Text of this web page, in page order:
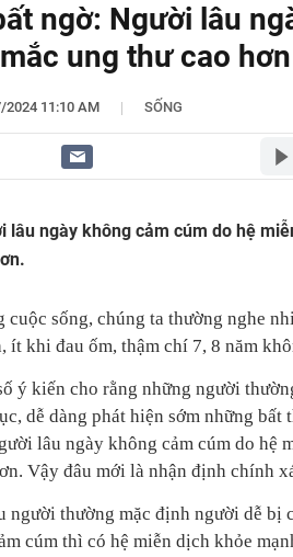
ngờ: Người lâu
ung thư cao hơn
2024 11:10 AM | SỐNG
lâu ngày không cảm cúm do hệ
cuộc sống, chúng ta thường nghe
ít khi đau ốm, thậm chí 7, 8 năm
ý kiến cho rằng những người
dễ dàng phát hiện sớm những
lâu ngày không cảm cúm do hệ
Vậy đâu mới là nhận định chính
người thường mặc định người dễ bị
cúm thì có hệ miễn dịch khỏe